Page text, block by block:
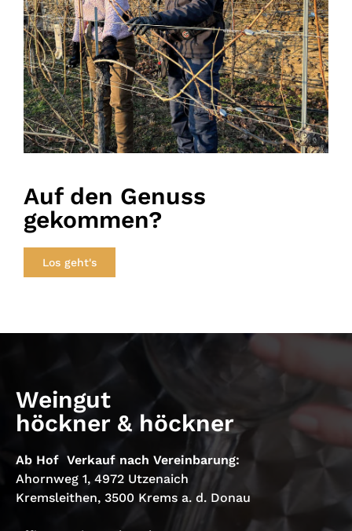
Auf den Genuss
gekommen?
Los geht's
Weingut
höckner & höckner
Ab Hof Verkauf nach Vereinbarung:
Ahornweg 1, 4972 Utzenaich
Kremsleithen, 3500 Krems a. d. Donau